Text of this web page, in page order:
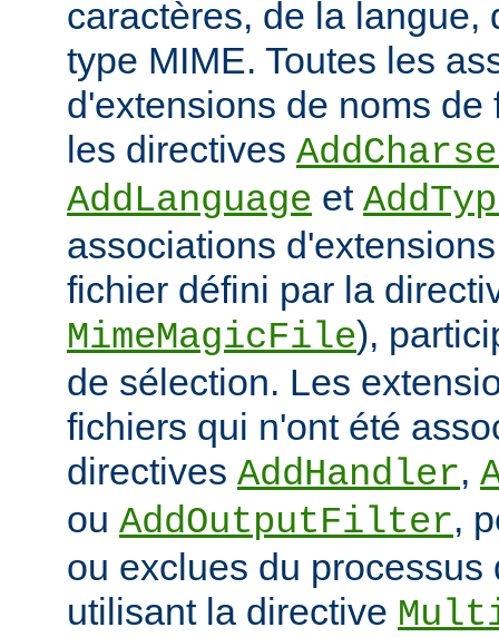
caractères, de la langue,
type MIME. Toutes les
d'extensions de noms
les directives
AddLanguage et
associations
fichier défini par la
MimeMagicFile),
de sélection. Les
fichiers qui n'ont été
directives AddHandler,
ou AddOutputFilter,
ou exclues du processus
utilisant la directive